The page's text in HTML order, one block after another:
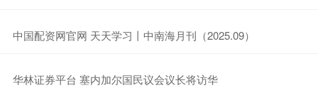
​中国配资网官网 天天学习丨中南海月刊（2025.09）
​华林证券平台 塞内加尔国民议会议长将访华